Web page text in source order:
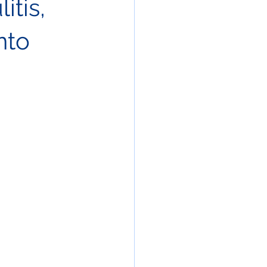
Tratamientos de Manchas